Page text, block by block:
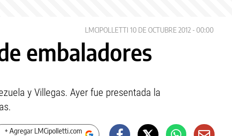
LMCIPOLLETTI 10 DE OCTUBRE 2012 - 00:00
embaladores
y Villegas. Ayer fue presentada la
+ Agregar LMCipolletti.com